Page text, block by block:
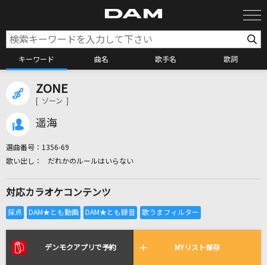
キーワード 曲名 歌手名 歌詞
全国りれき
リアルタイムで歌われている曲の一覧
ZONE
[ ゾーン ]
遥海
選曲番号： 1356-69
だれかのルールはいらない
対応カラオケコンテンツ
デンモクアプリで予約 MYリスト保存